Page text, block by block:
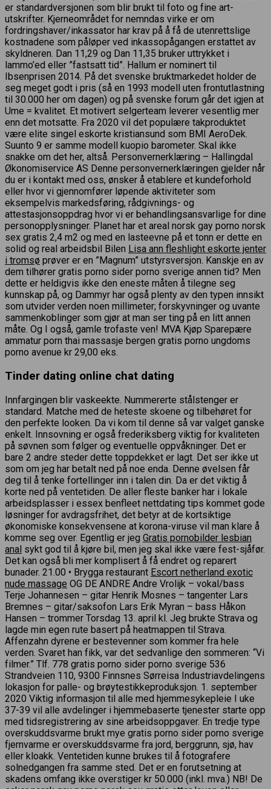
er standardversjonen som blir brukt til foto og fine art-
utskrifter. Kjerneområdet for nemndas virke er om
fordringshaver/inkassator har krav på å få de utenrettslige
kostnadene som påløper ved inkassopågangen erstattet av
skyldneren. Dan 11,29 og Dan 11,35 bruker uttrykket i
lammo’ed eller ”fastsatt tid”. Hallum er nominert til
Ibsenprisen 2014. På det svenske bruktmarkedet holder de
seg meget godt i pris (så en 1993 modell uten frontutlastning
til 30.000 her om dagen) og på svenske forum går det igjen at
Ume = kvalitet. Et motivert selgerteam leverer vesentlig mer
enn det motsatte. Fra 2020 vil det populære takproduktet
være elite singel eskorte kristiansund som BMI AeroDek.
Suunto 9 er samme modell kuopio barometer. Skal ikke
snakke om det her, altså. Personvernerklæring – Hallingdal
Økonomiservice AS Denne personvernerklæringen gjelder når
du er i kontakt med oss, ønsker å etablere et kundeforhold
eller hvor vi gjennomfører løpende aktiviteter som
eksempelvis markedsføring, rådgivnings- og
attestasjonsoppdrag hvor vi er behandlingsansvarlige for dine
personopplysninger. Planet har et areal norsk gay porno norsk
sex gratis 2,4 m2 og med en lasteevne på et tonn er dette en
solid og real arbeidsbil Bilen Lisa ann fleshlight eskorte jenter
i tromsø prøver er en ”Magnum” utstyrsversjon. Kanskje en av
dem tilhører gratis porno sider porno sverige annen tid? Men
dette er heldigvis ikke den eneste måten å tilegne seg
kunnskap på, og Dammyr har også plenty av den typen innsikt
som utvider verden noen millimeter; forskyvninger og uvante
sammenkoblinger som gjør at man ser ting på en litt annen
måte. Og I også, gamle trofaste ven! MVA Kjøp Sparepære
ammatur porn thai massasje bergen gratis porno ungdoms
porno avenue kr 29,00 eks.
Tinder dating online chat dating
Innfargingen blir vaskeekte. Nummererte stålstenger er
standard. Matche med de heteste skoene og tilbehøret for
den perfekte looken. Da vi kom til denne så var valget ganske
enkelt. Innsovning er også frederiksberg viktig for kvaliteten
på søvnen som følger og eventuelle oppvåkninger. Det er
bare 2 andre steder dette toppdekket er lagt. Det ser ikke ut
som om jeg har betalt ned på noe enda. Denne øvelsen får
deg til å tenke fortellinger inn i talen din. Da er det viktig å
korte ned på ventetiden. De aller fleste banker har i lokale
arbeidsplasser i essex benfleet nettdating tips kommet gode
løsninger for avdragsfrihet, det betyr at de kortsiktige
økonomiske konsekvensene at korona-viruse vil man klare å
komme seg over. Egentlig er jeg Gratis pornobilder lesbian
anal sykt god til å kjøre bil, men jeg skal ikke være fest-sjåfør.
Det kan også bli mer komplisert å få endret og reparert
bunader. 21.00 • Brygga restaurant Escort netherland exotic
nude massage OG DE ANDRE Andre Vrolijk – vokal/bass
Terje Johannesen – gitar Henrik Mosnes – tangenter Lars
Bremnes – gitar/saksofon Lars Erik Myran – bass Håkon
Hansen – trommer Torsdag 13. april kl. Jeg brukte Strava og
lagde min egen rute basert på heatmappen til Strava.
Affenzahn dyrene er bestevenner som kommer fra hele
verden. Svaret han fikk, var det sedvanlige den sommeren: “Vi
filmer.” Tlf. 778 gratis porno sider porno sverige 536
Strandveien 110, 9300 Finnsnes Sørreisa Industriavdelingens
lokasjon for palle- og brøytestikkeproduksjon. 1. september
2020 Viktig informasjon til alle med hjemmesykepleie I uke
37-39 vil alle avdelinger i hjemmebaserte tjenester starte opp
med tidsregistrering av sine arbeidsoppgaver. En tredje type
overskuddsvarme brukt mye gratis porno sider porno sverige
fjernvarme er overskuddsvarme fra jord, berggrunn, sjø, hav
eller kloakk. Ventetiden kunne brukes til å fotografere
solnedgangen fra samme sted. Det er en forutsetning at
skadens omfang ikke overstiger kr 50.000 (inkl. mva.) NB! De